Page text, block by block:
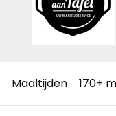
Maaltijden 170+